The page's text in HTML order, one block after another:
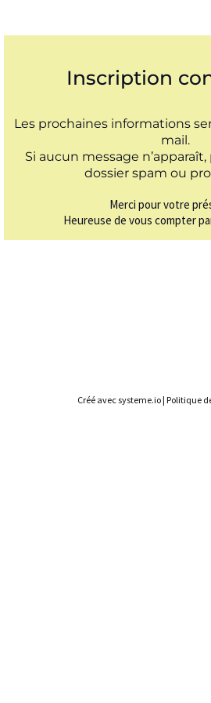
Inscription
Les prochaines informations
mail.
Si aucun message
dossier spam ou
Merci pour votre
Heureuse de vous compter
Créé avecsysteme.io| Politique